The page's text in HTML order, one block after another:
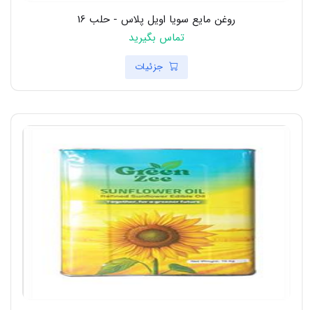
روغن مایع سویا اویل پلاس - حلب 16
تماس بگیرید
جزئیات